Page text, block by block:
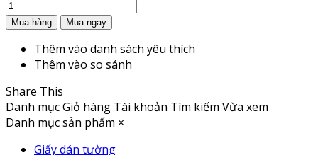
Thêm vào danh sách yêu thích
Thêm vào so sánh
Share This
Danh mụcGiỏ hàng Tài khoản Tìm kiếm Vừa xem
Danh mục sản phẩm ×
Giấy dán tường